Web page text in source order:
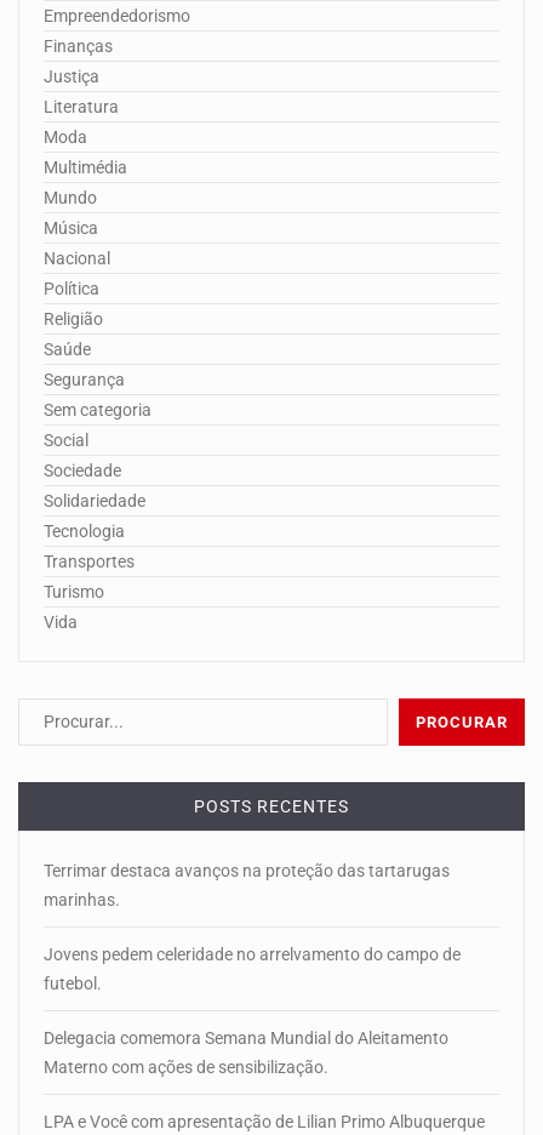
Empreendedorismo
Finanças
Justiça
Literatura
Moda
Multimédia
Mundo
Música
Nacional
Política
Religião
Saúde
Segurança
Sem categoria
Social
Sociedade
Solidariedade
Tecnologia
Transportes
Turismo
Vida
POSTS RECENTES
Terrimar destaca avanços na proteção das tartarugas
marinhas.
Jovens pedem celeridade no arrelvamento do campo de
futebol.
Delegacia comemora Semana Mundial do Aleitamento
Materno com ações de sensibilização.
LPA e Você com apresentação de Lilian Primo Albuquerque